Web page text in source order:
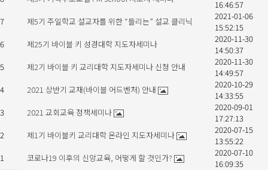
16:46:57
7
제5기 주일학교 설교자를 위한 “들리는” 설교 클리닉
2021-01-06
15:52:15
6
제25기 바이블 키 성경대학 지도자세미나
2020-11-30
14:50:37
5
제2기 바이블 키 교리대학 지도자세미나 신청 안내
2020-11-30
14:49:57
4
2021 상반기 교재(바이블 어드벤처) 안내
2020-10-29
14:33:55
3
2021 교회교육 정책세미나
2020-09-01
17:27:13
2
제1기 바이블키 교리대학 온라인 지도자세미나
2020-07-15
13:55:22
1
코로나19 이후의 신앙교육, 어떻게 할 것인가?
2020-07-10
16:09:35